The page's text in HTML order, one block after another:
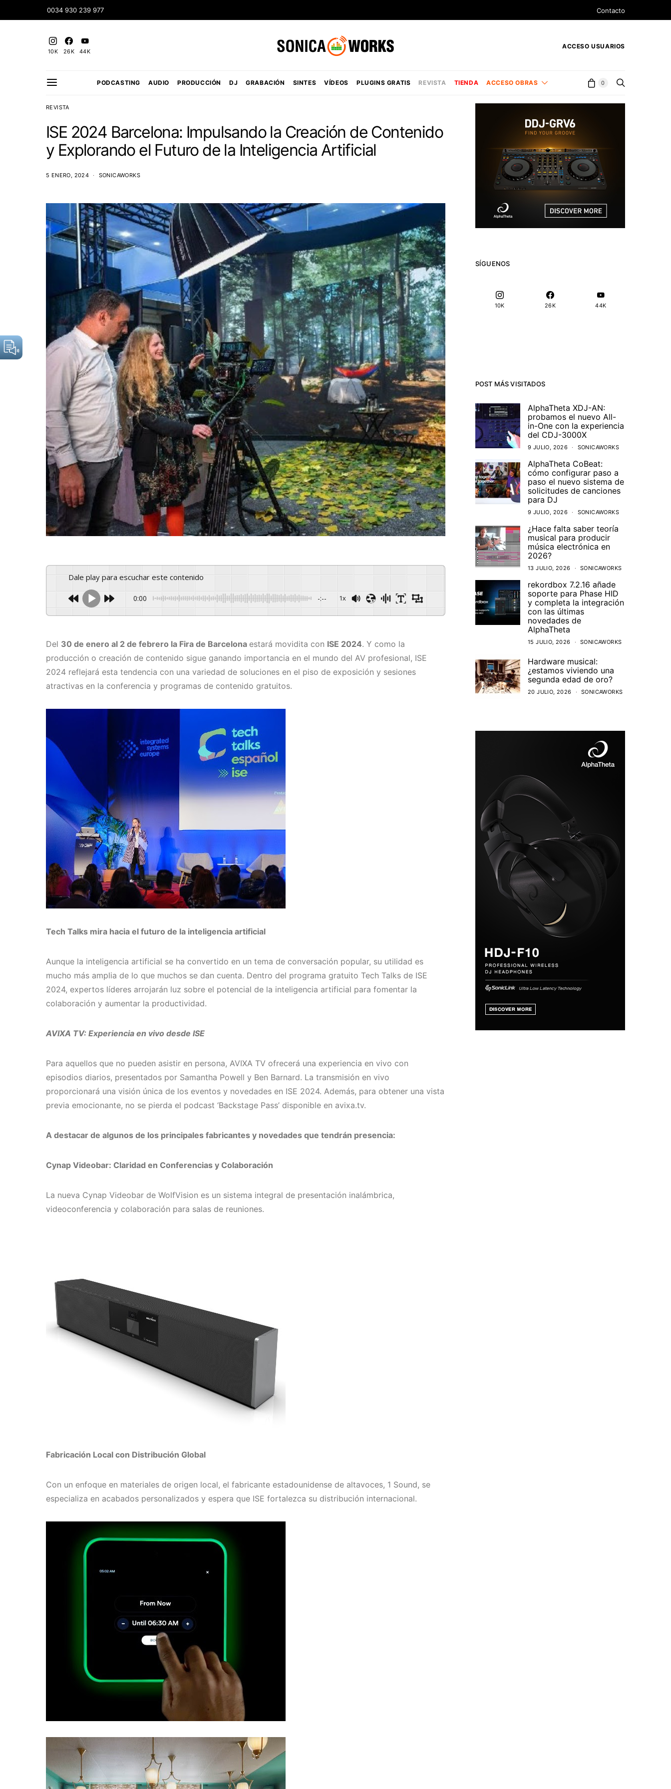
0034 930 239 977 Contacto
10K 26K 44K
ACCESO USUARIOS
PODCASTING AUDIO PRODUCCIÓN DJ GRABACIÓN SINTES VÍDEOS PLUGINS GRATIS REVISTA TIENDA ACCESO OBRAS 0
REVISTA
ISE 2024 Barcelona: Impulsando la Creación de Contenido
y Explorando el Futuro de la Inteligencia Artificial
5 ENERO, 2024 SONICAWORKS
Dale play para escuchar este contenido
0:00 -:-- 1x
Del 30 de enero al 2 de febrero la Fira de Barcelona estará movidita con ISE 2024. Y como la
producción o creación de contenido sigue ganando importancia en el mundo del AV profesional, ISE
2024 reflejará esta tendencia con una variedad de soluciones en el piso de exposición y sesiones
atractivas en la conferencia y programas de contenido gratuitos.
Tech Talks mira hacia el futuro de la inteligencia artificial
Aunque la inteligencia artificial se ha convertido en un tema de conversación popular, su utilidad es
mucho más amplia de lo que muchos se dan cuenta. Dentro del programa gratuito Tech Talks de ISE
2024, expertos líderes arrojarán luz sobre el potencial de la inteligencia artificial para fomentar la
colaboración y aumentar la productividad.
AVIXA TV: Experiencia en vivo desde ISE
Para aquellos que no pueden asistir en persona, AVIXA TV ofrecerá una experiencia en vivo con
episodios diarios, presentados por Samantha Powell y Ben Barnard. La transmisión en vivo
proporcionará una visión única de los eventos y novedades en ISE 2024. Además, para obtener una vista
previa emocionante, no se pierda el podcast ‘Backstage Pass’ disponible en avixa.tv.
A destacar de algunos de los principales fabricantes y novedades que tendrán presencia:
Cynap Videobar: Claridad en Conferencias y Colaboración
La nueva Cynap Videobar de WolfVision es un sistema integral de presentación inalámbrica,
videoconferencia y colaboración para salas de reuniones.
Fabricación Local con Distribución Global
Con un enfoque en materiales de origen local, el fabricante estadounidense de altavoces, 1 Sound, se
especializa en acabados personalizados y espera que ISE fortalezca su distribución internacional.
SÍGUENOS
10K 26K 44K
POST MÁS VISITADOS
AlphaTheta XDJ-AN:
probamos el nuevo All-
in-One con la experiencia
del CDJ-3000X
9 JULIO, 2026 SONICAWORKS
AlphaTheta CoBeat:
cómo configurar paso a
paso el nuevo sistema de
solicitudes de canciones
para DJ
9 JULIO, 2026 SONICAWORKS
¿Hace falta saber teoría
musical para producir
música electrónica en
2026?
13 JULIO, 2026 SONICAWORKS
rekordbox 7.2.16 añade
soporte para Phase HID
y completa la integración
con las últimas
novedades de
AlphaTheta
15 JULIO, 2026 SONICAWORKS
Hardware musical:
¿estamos viviendo una
segunda edad de oro?
20 JULIO, 2026 SONICAWORKS